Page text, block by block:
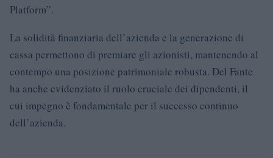
Platform”.
La solidità finanziaria dell’azienda e la generazione di
cassa permettono di premiare gli azionisti, mantenendo al
contempo una posizione patrimoniale robusta. Del Fante
ha anche evidenziato il ruolo cruciale dei dipendenti, il
cui impegno è fondamentale per il successo continuo
dell’azienda.